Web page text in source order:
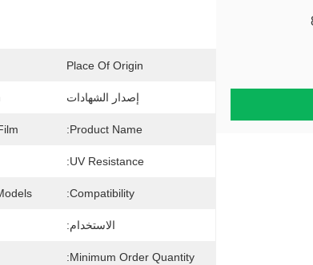
Place Of Origin
إصدار الشهادات
Product Name:
UV Resistance:
Compatibility:
الاستخدام:
Minimum Order Quantity: